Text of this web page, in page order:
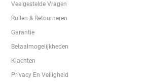
Veelgestelde Vragen
Ruilen & Retourneren
Garantie
Betaalmogelijkheden
Klachten
Privacy En Veiligheid